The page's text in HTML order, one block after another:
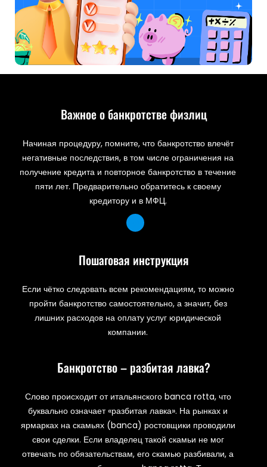
Важное о банкротстве физлиц
Начиная процедуру, помните, что банкротство влечёт
негативные последствия, в том числе ограничения на
получение кредита и повторное банкротство в течение
пяти лет. Предварительно обратитесь к своему
кредитору и в МФЦ.
Пошаговая инструкция
Если чётко следовать всем рекомендациям, то можно
пройти банкротство самостоятельно, а значит, без
лишних расходов на оплату услуг юридической
компании.
Банкротство – разбитая лавка?
Слово происходит от итальянского banca rotta, что
буквально означает «разбитая лавка». На рынках и
ярмарках на скамьях (banca) ростовщики проводили
свои сделки. Если владелец такой скамьи не мог
отвечать по обязательствам, его скамью разбивали, а